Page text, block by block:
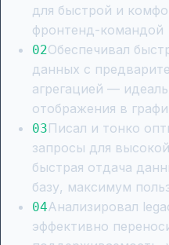
для быстрой и
фронтенд-командой
02Обеспечивал
данных с
агрегацией —
отображения в
03Писал и тонко
запросы для
быстрая отдача
базу, максимум
04Анализировал
эффективно